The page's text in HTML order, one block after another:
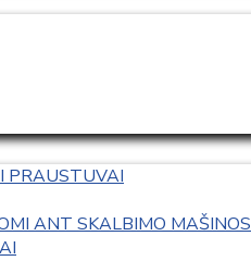
PRAUSTUVAI
ANT SKALBIMO MAŠINOS